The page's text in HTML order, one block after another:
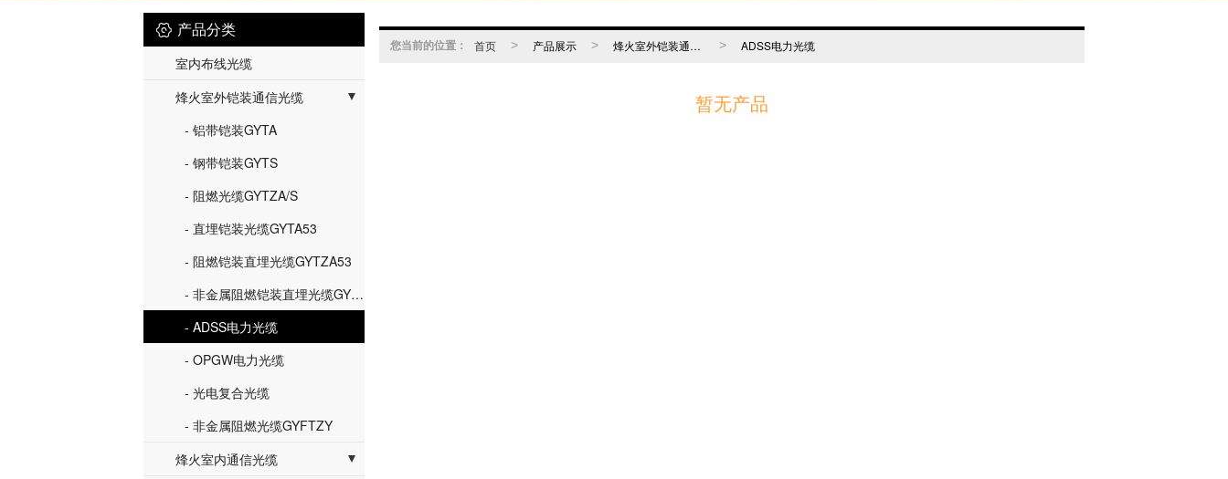
 产品分类
室内布线光缆
烽火室外铠装通信光缆
- 铝带铠装GYTA
- 钢带铠装GYTS
- 阻燃光缆GYTZA/S
- 直埋铠装光缆GYTA53
- 阻燃铠装直埋光缆GYTZA53
- 非金属阻燃铠装直埋光缆GYFTZY53
- ADSS电力光缆
- OPGW电力光缆
- 光电复合光缆
- 非金属阻燃光缆GYFTZY
烽火室内通信光缆
您当前的位置： 首页 > 产品展示 > 烽火室外铠装通信光缆 > ADSS电力光缆
暂无产品